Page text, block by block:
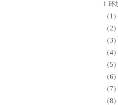
1 环
（1）
（2）
（3）
（4）
（5）
（6）
（7）
（8）